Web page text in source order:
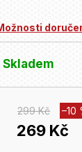
Skladem
299 Kč –10
269 Kč